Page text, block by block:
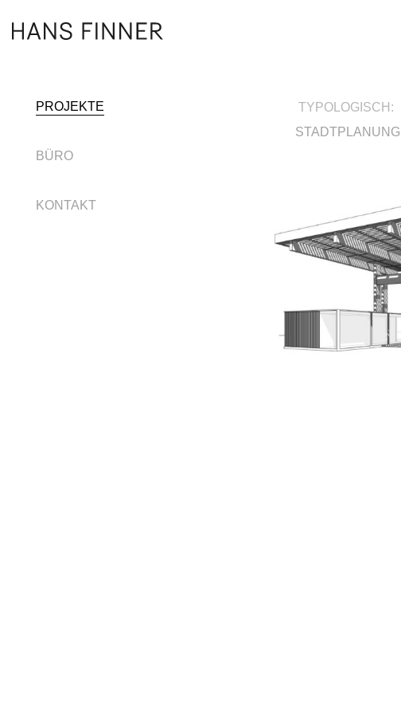
PROJEKTE
BÜRO
KONTAKT
TYPOLOGISCH:
STADTPLANUNG